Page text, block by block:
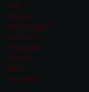
Kia
Nissan
Volkswagen
Renault
Peugeot
Skoda
Seat
Hyundai